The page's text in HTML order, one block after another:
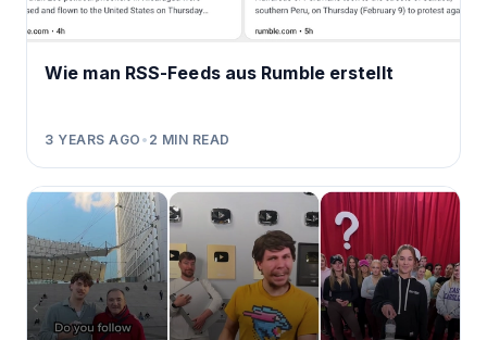
Wie man RSS-Feeds aus Rumble erstellt
3 YEARS AGO • 2 MIN READ